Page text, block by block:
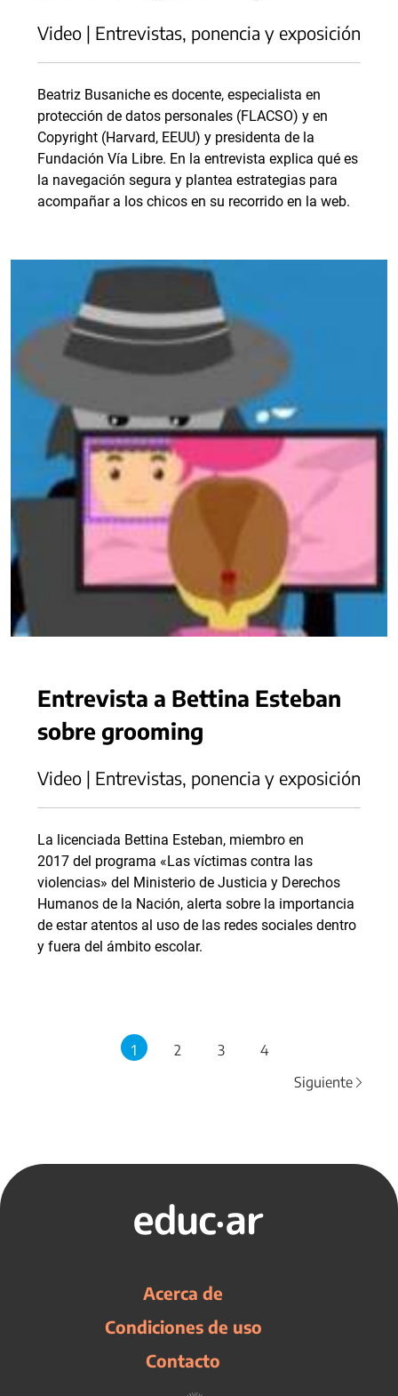
Video | Entrevistas, ponencia y exposición
Beatriz Busaniche es docente, especialista en
protección de datos personales (FLACSO) y en
Copyright (Harvard, EEUU) y presidenta de la
Fundación Vía Libre. En la entrevista explica qué es
la navegación segura y plantea estrategias para
acompañar a los chicos en su recorrido en la web.
Entrevista a Bettina Esteban
sobre grooming
Video | Entrevistas, ponencia y exposición
La licenciada Bettina Esteban, miembro en
2017 del programa «Las víctimas contra las
violencias» del Ministerio de Justicia y Derechos
Humanos de la Nación, alerta sobre la importancia
de estar atentos al uso de las redes sociales dentro
y fuera del ámbito escolar.
1 2 3
4
Siguiente
Acerca de
Condiciones de uso
Contacto